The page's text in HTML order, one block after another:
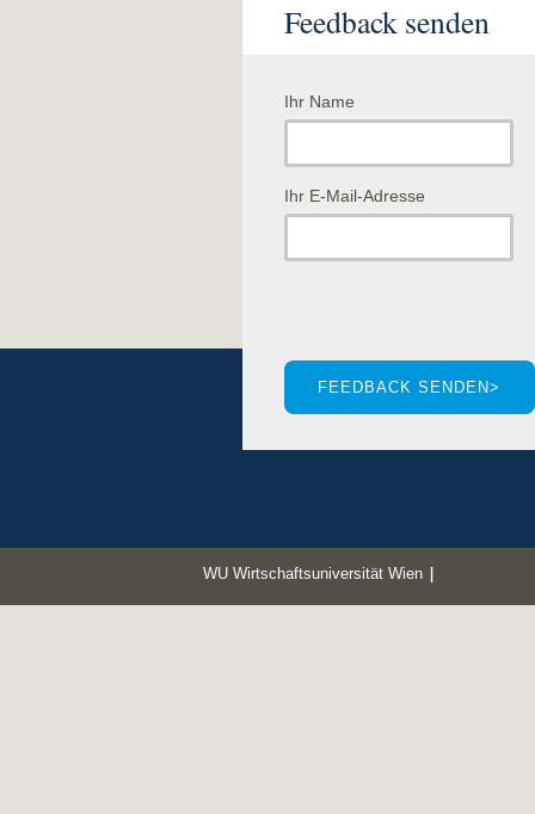
Feedback senden
Ihr Name
Ihr E-Mail-Adresse
WU Wirtschaftsuniversität Wien